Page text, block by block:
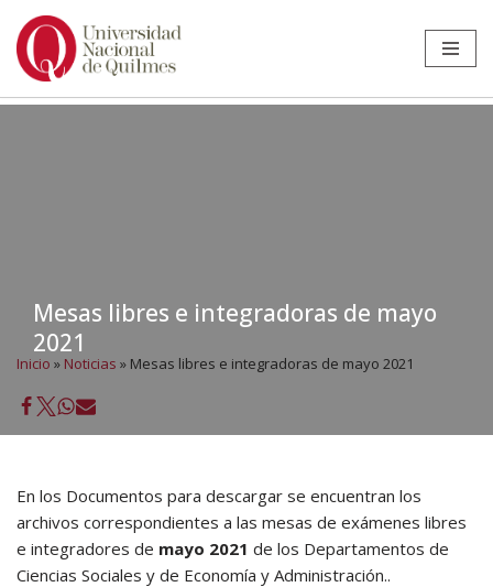
Ir
Mesas libres e integradoras de mayo
2021
Inicio » Noticias » Mesas libres e integradoras de mayo 2021
En los Documentos para descargar se encuentran los
archivos correspondientes a las mesas de exámenes libres
e integradores de mayo 2021 de los Departamentos de
Ciencias Sociales y de Economía y Administración..